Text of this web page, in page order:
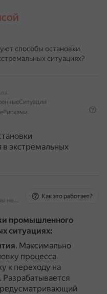
способы остановки
ситуациях?
экстремальных
На основе источников, возможны неточности
Как это работает?
промышленного
ситуациях:
. Максимально
процесса
к переходу на
Разрабатывается